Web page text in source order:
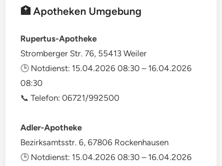
🏥 Apotheken Umgebung
Rupertus-Apotheke
Stromberger Str. 76, 55413 Weiler
🕒 Notdienst: 15.04.2026 08:30 – 16.04.2026
08:30
📞 Telefon: 06721/992500
Adler-Apotheke
Bezirksamtsstr. 6, 67806 Rockenhausen
🕒 Notdienst: 15.04.2026 08:30 – 16.04.2026